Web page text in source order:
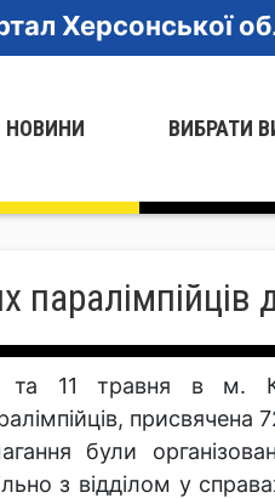
Херсонської
НОВИНИ ВИБРАТИ
та 11 травня в м.
присвячена
були
з відділом у